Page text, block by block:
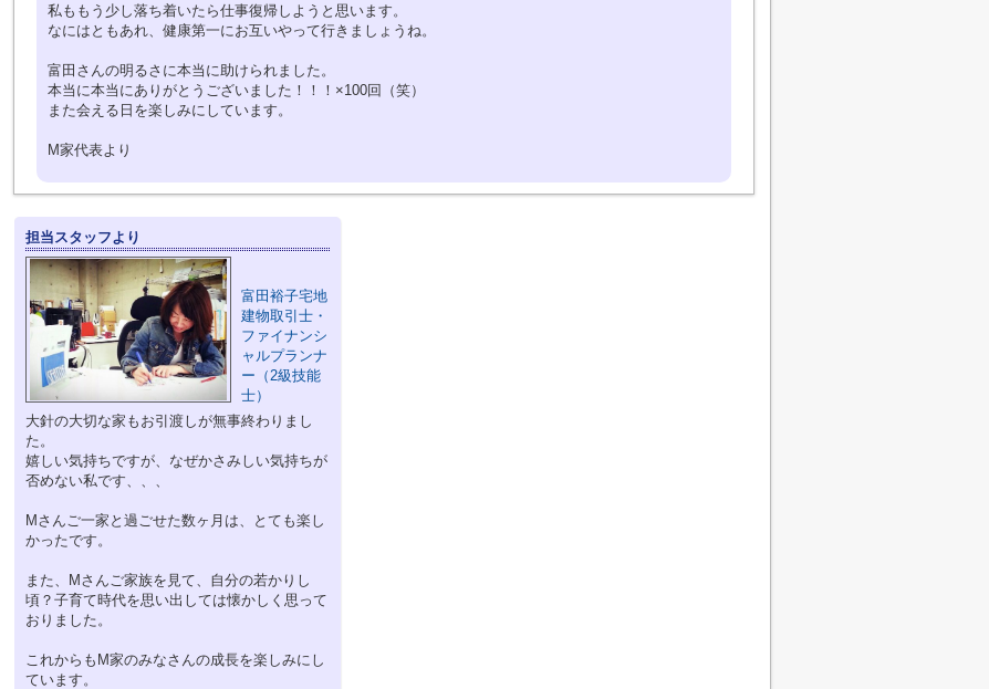
私ももう少し落ち着いたら仕事復帰しようと思います。
なにはともあれ、健康第一にお互いやって行きましょうね。
富田さんの明るさに本当に助けられました。
本当に本当にありがとうございました！！！×100回（笑）
また会える日を楽しみにしています。
M家代表より
担当スタッフより
富田裕子宅地
建物取引士・
ファイナンシ
ャルプランナ
ー（2級技能
士）
大針の大切な家もお引渡しが無事終わりまし
た。
嬉しい気持ちですが、なぜかさみしい気持ちが
否めない私です、、、
Mさんご一家と過ごせた数ヶ月は、とても楽し
かったです。
また、Mさんご家族を見て、自分の若かりし
頃？子育て時代を思い出しては懐かしく思って
おりました。
これからもM家のみなさんの成長を楽しみにし
ています。